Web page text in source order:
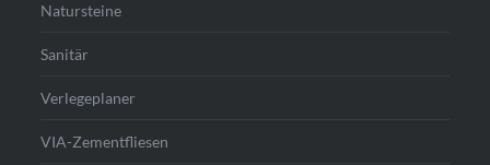
Natursteine
Sanitär
Verlegeplaner
VIA-Zementfliesen